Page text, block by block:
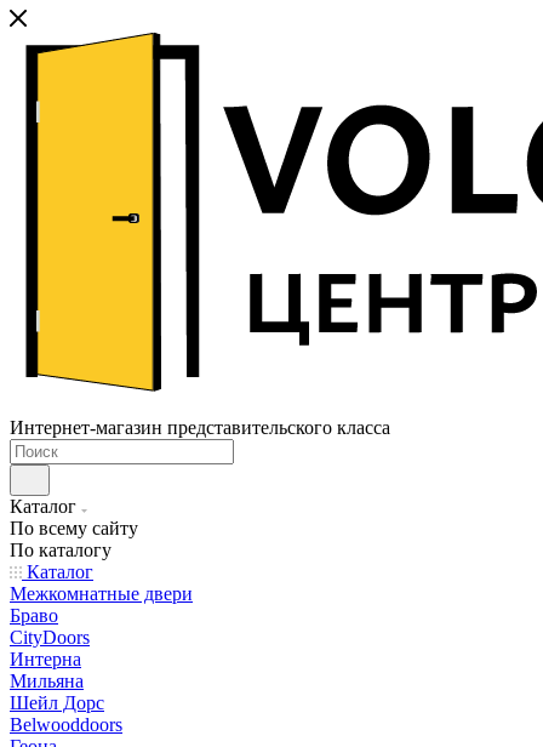
Интернет-магазин представительского класса
Каталог
По всему сайту
По каталогу
Каталог
Межкомнатные двери
Браво
CityDoors
Интерна
Мильяна
Шейл Дорс
Belwooddoors